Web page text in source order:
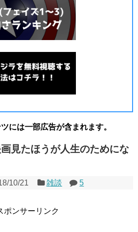
には一部広告が含まれます。
見たほうが人生のためにな
10/21 雑談 5
ポンサーリンク